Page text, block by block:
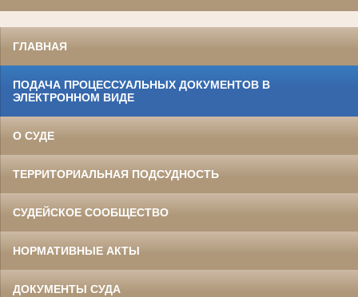
ГЛАВНАЯ
ПОДАЧА ПРОЦЕССУАЛЬНЫХ ДОКУМЕНТОВ В
ЭЛЕКТРОННОМ ВИДЕ
О СУДЕ
ТЕРРИТОРИАЛЬНАЯ ПОДСУДНОСТЬ
СУДЕЙСКОЕ СООБЩЕСТВО
НОРМАТИВНЫЕ АКТЫ
ДОКУМЕНТЫ СУДА